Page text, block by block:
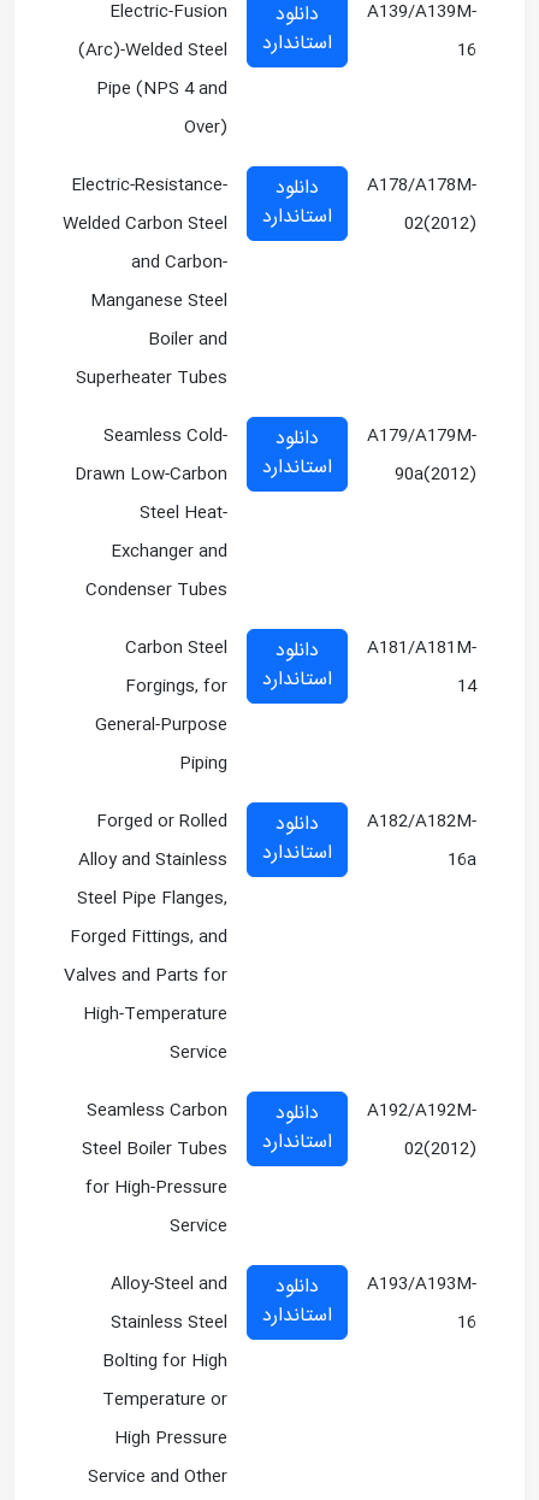
A139/A139M-
16
دانلود
استاندارد
Electric-Fusion
(Arc)-Welded Steel
Pipe (NPS 4 and
Over)
A178/A178M-
02(2012)
دانلود
استاندارد
Electric-Resistance-
Welded Carbon Steel
and Carbon-
Manganese Steel
Boiler and
Superheater Tubes
A179/A179M-
90a(2012)
دانلود
استاندارد
Seamless Cold-
Drawn Low-Carbon
Steel Heat-
Exchanger and
Condenser Tubes
A181/A181M-
14
دانلود
استاندارد
Carbon Steel
Forgings, for
General-Purpose
Piping
A182/A182M-
16a
دانلود
استاندارد
Forged or Rolled
Alloy and Stainless
Steel Pipe Flanges,
Forged Fittings, and
Valves and Parts for
High-Temperature
Service
A192/A192M-
02(2012)
دانلود
استاندارد
Seamless Carbon
Steel Boiler Tubes
for High-Pressure
Service
A193/A193M-
16
دانلود
استاندارد
Alloy-Steel and
Stainless Steel
Bolting for High
Temperature or
High Pressure
Service and Other